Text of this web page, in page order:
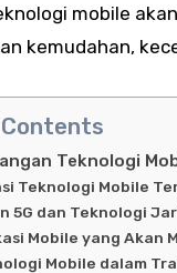
mobile
kemudahan,
Teknologi
Teknologi Mobile
5G dan Teknologi
Mobile yang Akan
Mobile dalam